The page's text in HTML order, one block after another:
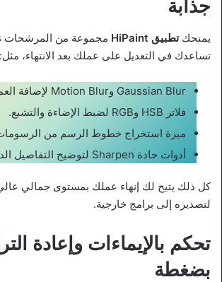
جذابة
يمنحكتطبيق HiPaint
تساعدك في التعديل على عملك بعد الانتهاء، مثل:
Gaussian Blur وMotion Blur لإضافة العمق والحركة.
فلاتر HSB وRGB لضبط الإضاءة والتشبع.
ميزة استخراج خطوط الرسم من
أدوات حادة Sharpen لتوضيح التفاصيل الدقيقة.
كل ذلك يتيح لك إنهاء عملك بمستوى جمالي
لتصديره إلى برامج خارجية.
تحكم بالإيماءات وإعادة
بضغطة